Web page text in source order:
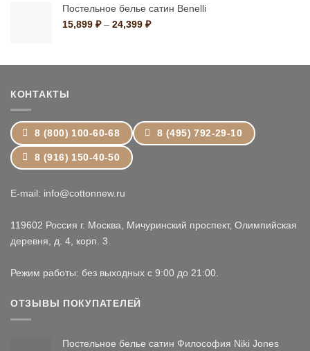
–
19,199 ₽
Постельное белье сатин Benelli
15,899 ₽ – 24,399 ₽Диапазон
–
КОНТАКТЫ
8 (800) 100-60-68 8 (495) 792-29-10
8 (916) 150-40-50
E-mail: info@cottonnew.ru
119602 Россия г. Москва, Мичуринский проспект, Олимпийская
деревня, д. 4, корп. 3.
Режим работы: без выходных с 9:00 до 21:00.
ОТЗЫВЫ ПОКУПАТЕЛЕЙ
Постельное белье сатин Философия Niki Jones